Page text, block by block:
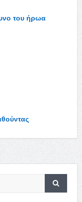
του ήρωα